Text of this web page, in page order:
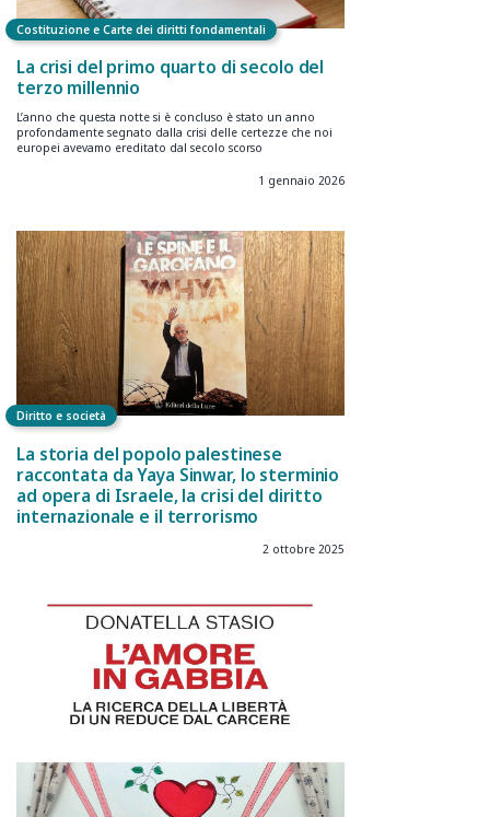
Costituzione e Carte dei diritti fondamentali
La crisi del primo quarto di secolo del
terzo millennio
L’anno che questa notte si è concluso è stato un anno
profondamente segnato dalla crisi delle certezze che noi
europei avevamo ereditato dal secolo scorso
1 gennaio 2026
Diritto e società
La storia del popolo palestinese
raccontata da Yaya Sinwar, lo sterminio
ad opera di Israele, la crisi del diritto
internazionale e il terrorismo
2 ottobre 2025